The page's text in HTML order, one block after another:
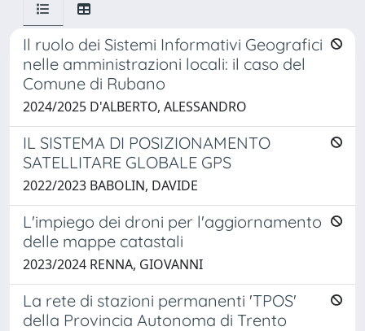
Il ruolo dei Sistemi Informativi Geografici
nelle amministrazioni locali: il caso del
Comune di Rubano
2024/2025 D'ALBERTO, ALESSANDRO
IL SISTEMA DI POSIZIONAMENTO
SATELLITARE GLOBALE GPS
2022/2023 BABOLIN, DAVIDE
L'impiego dei droni per l'aggiornamento
delle mappe catastali
2023/2024 RENNA, GIOVANNI
La rete di stazioni permanenti 'TPOS'
della Provincia Autonoma di Trento